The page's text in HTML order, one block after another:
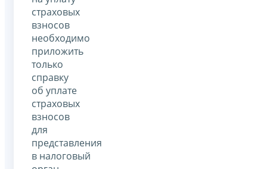
страховых
взносов
необходимо
приложить
только
справку
об уплате
страховых
взносов
для
представления
в налоговый